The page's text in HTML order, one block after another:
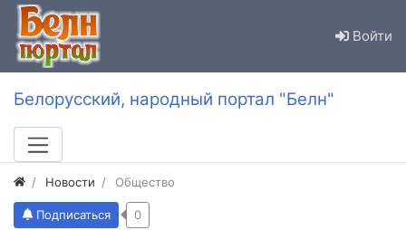
Войти
Белорусский, народный портал "Белн"
Новости Общество
Подписаться 0